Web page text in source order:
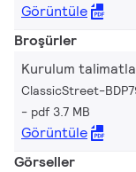
Görüntüle
Broşürler
Kurulum
ClassicStreet-
pdf 3.7 MB
Görüntüle
Görseller